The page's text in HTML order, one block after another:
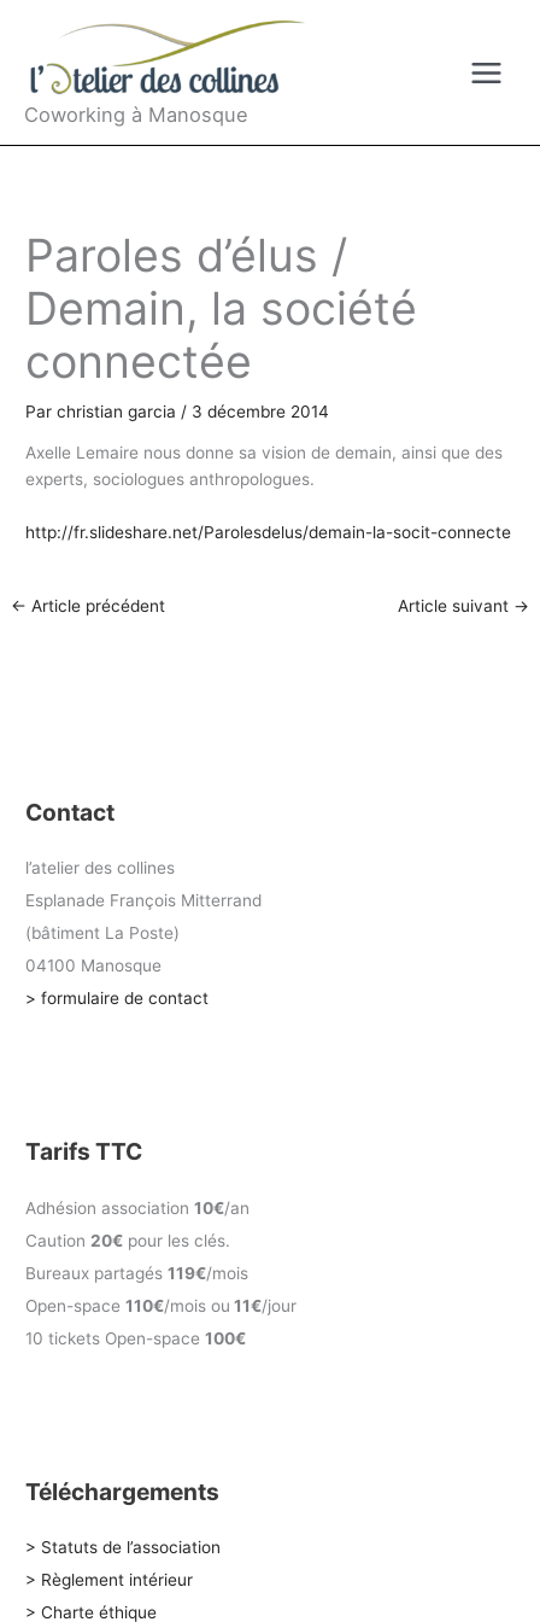
contenu
Coworking à Manosque
Paroles d’élus /
Demain, la société
connectée
Parchristian garcia / 3 décembre 2014
Axelle Lemaire nous donne sa vision de demain, ainsi que des
experts, sociologues anthropologues.
http://fr.slideshare.net/Parolesdelus/demain-la-socit-connecte
← Article précédent Article suivant →
Contact
l’atelier des collines
Esplanade François Mitterrand
(bâtiment La Poste)
04100 Manosque
> formulaire de contact
Tarifs TTC
Adhésion association10€/an
Caution 20€ pour les clés.
Bureaux partagés119€/mois
Open-space110€/mois ou 11€/jour
10 tickets Open-space100€
Téléchargements
> Statuts de l’association
> Règlement intérieur
> Charte éthique